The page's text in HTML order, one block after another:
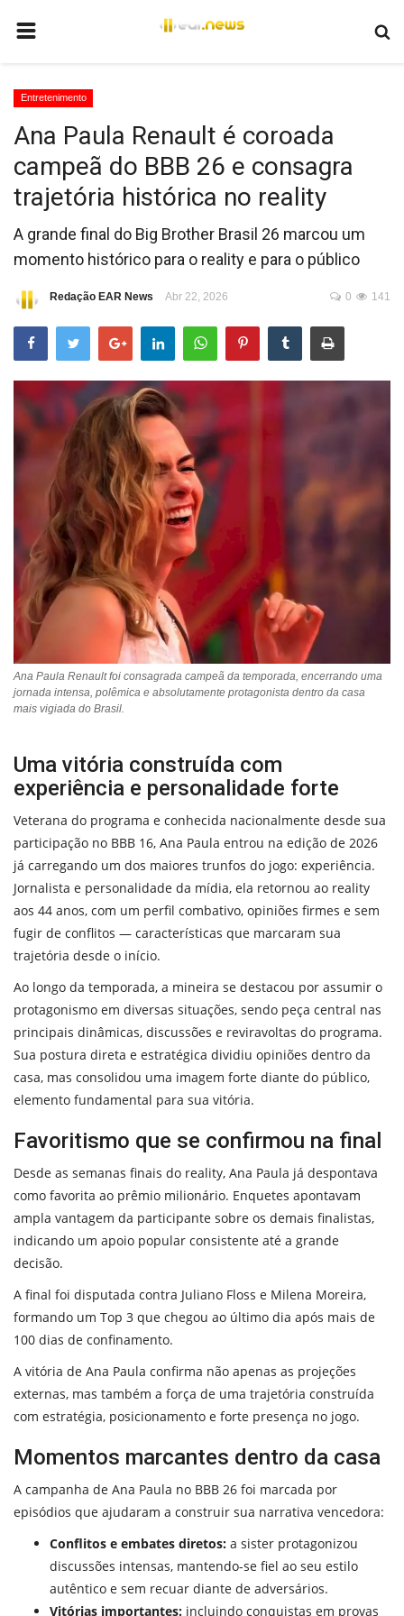
BRASIL
MUNDO
POLÍTICA
JUSTIÇA
ECONOMIA
Entretenimento
Ana Paula Renault é coroada
campeã do BBB 26 e consagra
trajetória histórica no reality
A grande final do Big Brother Brasil 26 marcou um
momento histórico para o reality e para o público
Redação EAR News Abr 22, 2026 141
0
Ana Paula Renault foi consagrada campeã da temporada, encerrando uma
jornada intensa, polêmica e absolutamente protagonista dentro da casa
mais vigiada do Brasil.
Uma vitória construída com
experiência e personalidade forte
Veterana do programa e conhecida nacionalmente desde sua
participação no BBB 16, Ana Paula entrou na edição de 2026
já carregando um dos maiores trunfos do jogo: experiência.
Jornalista e personalidade da mídia, ela retornou ao reality
aos 44 anos, com um perfil combativo, opiniões firmes e sem
fugir de conflitos — características que marcaram sua
trajetória desde o início.
Ao longo da temporada, a mineira se destacou por assumir o
protagonismo em diversas situações, sendo peça central nas
principais dinâmicas, discussões e reviravoltas do programa.
Sua postura direta e estratégica dividiu opiniões dentro da
casa, mas consolidou uma imagem forte diante do público,
elemento fundamental para sua vitória.
Favoritismo que se confirmou na final
Desde as semanas finais do reality, Ana Paula já despontava
como favorita ao prêmio milionário. Enquetes apontavam
ampla vantagem da participante sobre os demais finalistas,
indicando um apoio popular consistente até a grande
decisão.
A final foi disputada contra Juliano Floss e Milena Moreira,
formando um Top 3 que chegou ao último dia após mais de
100 dias de confinamento.
A vitória de Ana Paula confirma não apenas as projeções
externas, mas também a força de uma trajetória construída
com estratégia, posicionamento e forte presença no jogo.
Momentos marcantes dentro da casa
A campanha de Ana Paula no BBB 26 foi marcada por
episódios que ajudaram a construir sua narrativa vencedora:
Conflitos e embates diretos: a sister protagonizou
discussões intensas, mantendo-se fiel ao seu estilo
autêntico e sem recuar diante de adversários.
Vitórias importantes: incluindo conquistas em provas